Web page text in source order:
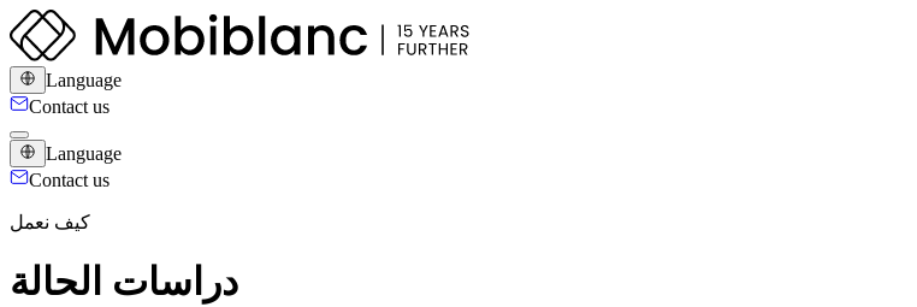
Language
Contact us
Language
Contact us
كيف نعمل
دراسات الحالة